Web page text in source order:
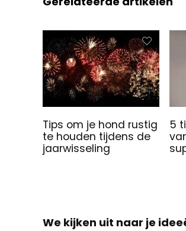
Tips om je hond rustig
te houden tijdens de
jaarwisseling
5
We kijken uit naar je